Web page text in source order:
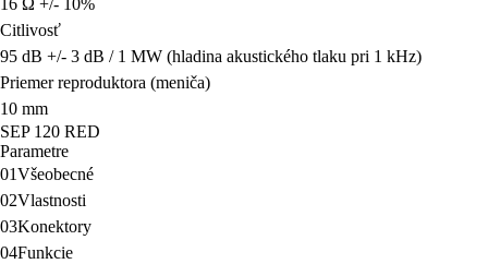
16 Ω +/- 10%
Citlivosť
95 dB +/- 3 dB / 1 MW (hladina akustického tlaku pri 1 kHz)
Priemer reproduktora (meniča)
10 mm
SEP 120 RED
Parametre
01Všeobecné
02Vlastnosti
03Konektory
04Funkcie